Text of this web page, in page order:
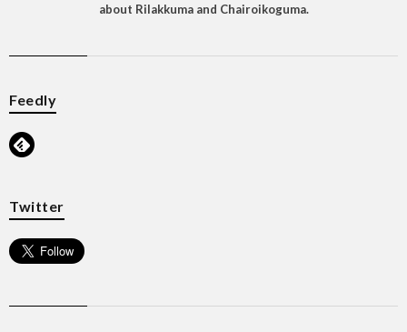
about Rilakkuma and Chairoikoguma.
Feedly
Twitter